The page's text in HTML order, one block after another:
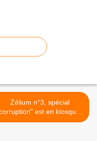
Zélium n°3, spécial
est en kiosques
>